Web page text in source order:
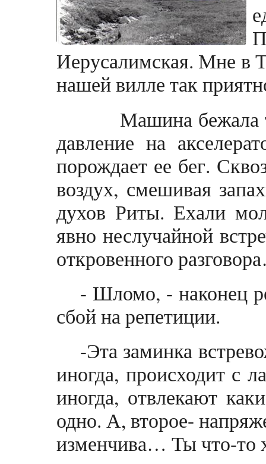
Иерусалимская. Мне в
нашей вилле так
Машина бежала
давление на
порождает ее бег.
воздух, смешивая
духов Риты. Ехали
явно неслучайной
откровенного
- Шломо, - наконец
сбой на репетиции.
-Эта заминка
иногда, происходит с
иногда, отвлекают
одно. А, второе-
изменчива… Ты что-то